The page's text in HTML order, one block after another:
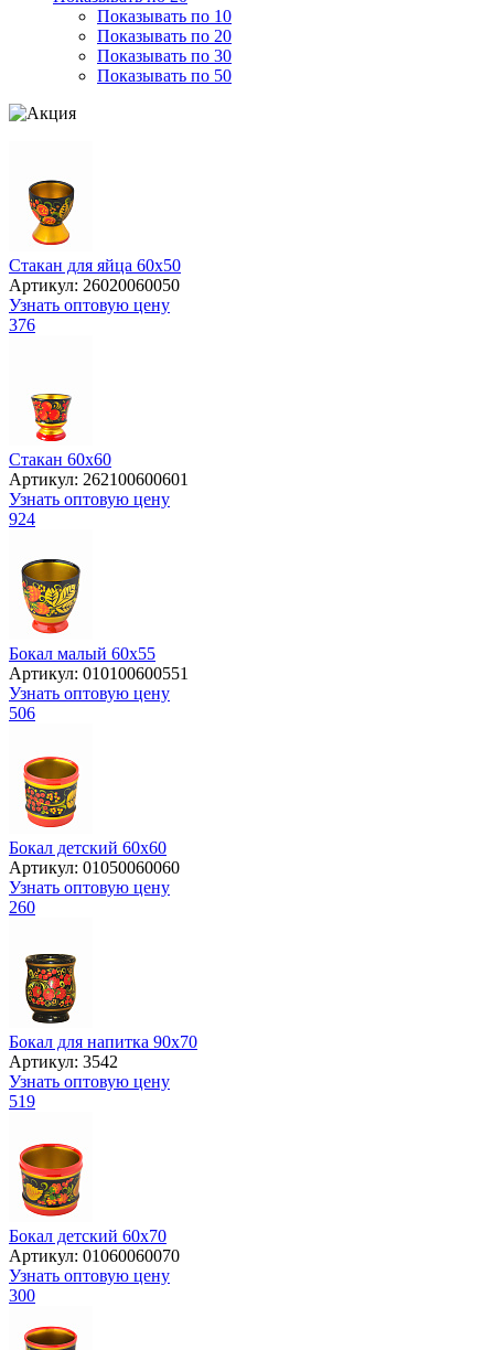
Показывать по 10
Показывать по 20
Показывать по 30
Показывать по 50
Стакан для яйца 60х50
Артикул: 26020060050
Узнать оптовую цену
376
Стакан 60х60
Артикул: 262100600601
Узнать оптовую цену
924
Бокал малый 60х55
Артикул: 010100600551
Узнать оптовую цену
506
Бокал детский 60х60
Артикул: 01050060060
Узнать оптовую цену
260
Бокал для напитка 90х70
Артикул: 3542
Узнать оптовую цену
519
Бокал детский 60х70
Артикул: 01060060070
Узнать оптовую цену
300